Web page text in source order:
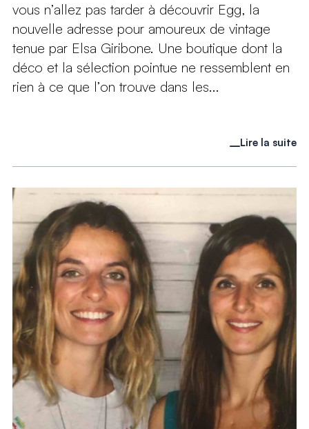
vous n’allez pas tarder à découvrir Egg, la
nouvelle adresse pour amoureux de vintage
tenue par Elsa Giribone. Une boutique dont la
déco et la sélection pointue ne ressemblent en
rien à ce que l’on trouve dans les...
Lire la suite